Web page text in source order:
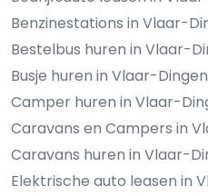
Benzinestations in Vlaar-
Bestelbus huren in Vlaar-
Busje huren in Vlaar-Dingen
Camper huren in Vlaar-
Caravans en Campers in
Caravans huren in Vlaar-
Elektrische auto leasen in